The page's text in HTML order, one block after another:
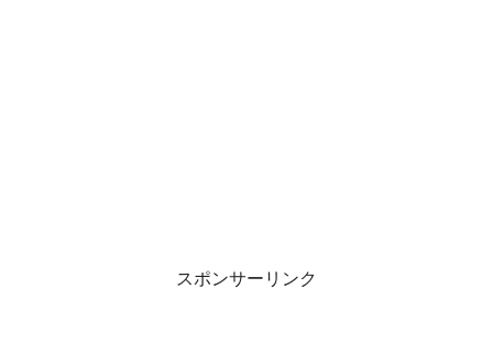
スポンサーリンク